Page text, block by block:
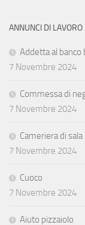
ANNUNCI DI LAVORO
Addetta al banco
7 Novembre 2024
Commessa di
7 Novembre 2024
Cameriera di sala
7 Novembre 2024
Cuoco
7 Novembre 2024
Aiuto pizzaiolo